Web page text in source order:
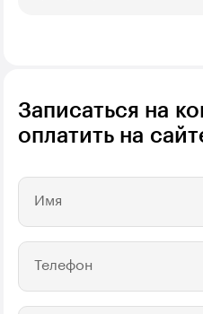
Записаться на
оплатить на
Имя
Телефон